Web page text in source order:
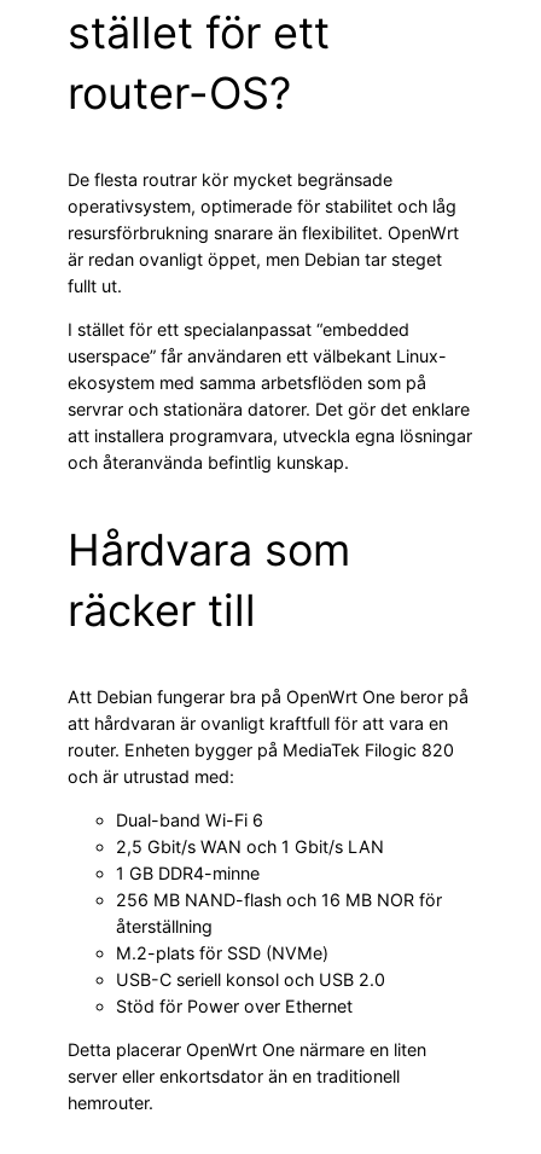
stället för ett
router-OS?
De flesta routrar kör mycket begränsade
operativsystem, optimerade för stabilitet och låg
resursförbrukning snarare än flexibilitet. OpenWrt
är redan ovanligt öppet, men Debian tar steget
fullt ut.
I stället för ett specialanpassat “embedded
userspace” får användaren ett välbekant Linux-
ekosystem med samma arbetsflöden som på
servrar och stationära datorer. Det gör det enklare
att installera programvara, utveckla egna lösningar
och återanvända befintlig kunskap.
Hårdvara som
räcker till
Att Debian fungerar bra på OpenWrt One beror på
att hårdvaran är ovanligt kraftfull för att vara en
router. Enheten bygger på MediaTek Filogic 820
och är utrustad med:
Dual-band Wi-Fi 6
2,5 Gbit/s WAN och 1 Gbit/s LAN
1 GB DDR4-minne
256 MB NAND-flash och 16 MB NOR för
återställning
M.2-plats för SSD (NVMe)
USB-C seriell konsol och USB 2.0
Stöd för Power over Ethernet
Detta placerar OpenWrt One närmare en liten
server eller enkortsdator än en traditionell
hemrouter.